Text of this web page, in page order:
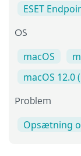
ESET
OS
macOS
macOS 12.0
Problem
Opsætning